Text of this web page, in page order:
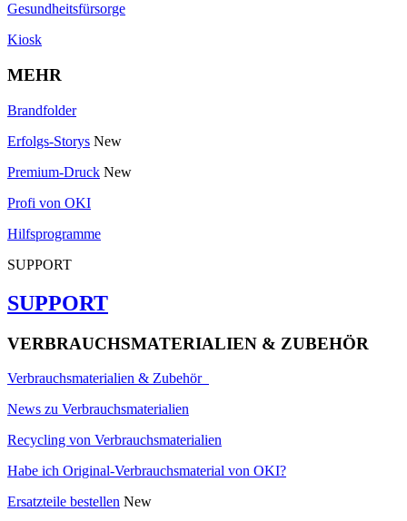
Gesundheitsfürsorge
Kiosk
MEHR
Brandfolder
Erfolgs-Storys New
Premium-Druck New
Profi von OKI
Hilfsprogramme
SUPPORT
SUPPORT
VERBRAUCHSMATERIALIEN & ZUBEHÖR
Verbrauchsmaterialien & Zubehör
News zu Verbrauchsmaterialien
Recycling von Verbrauchsmaterialien
Habe ich Original-Verbrauchsmaterial von OKI?
Ersatzteile bestellen New